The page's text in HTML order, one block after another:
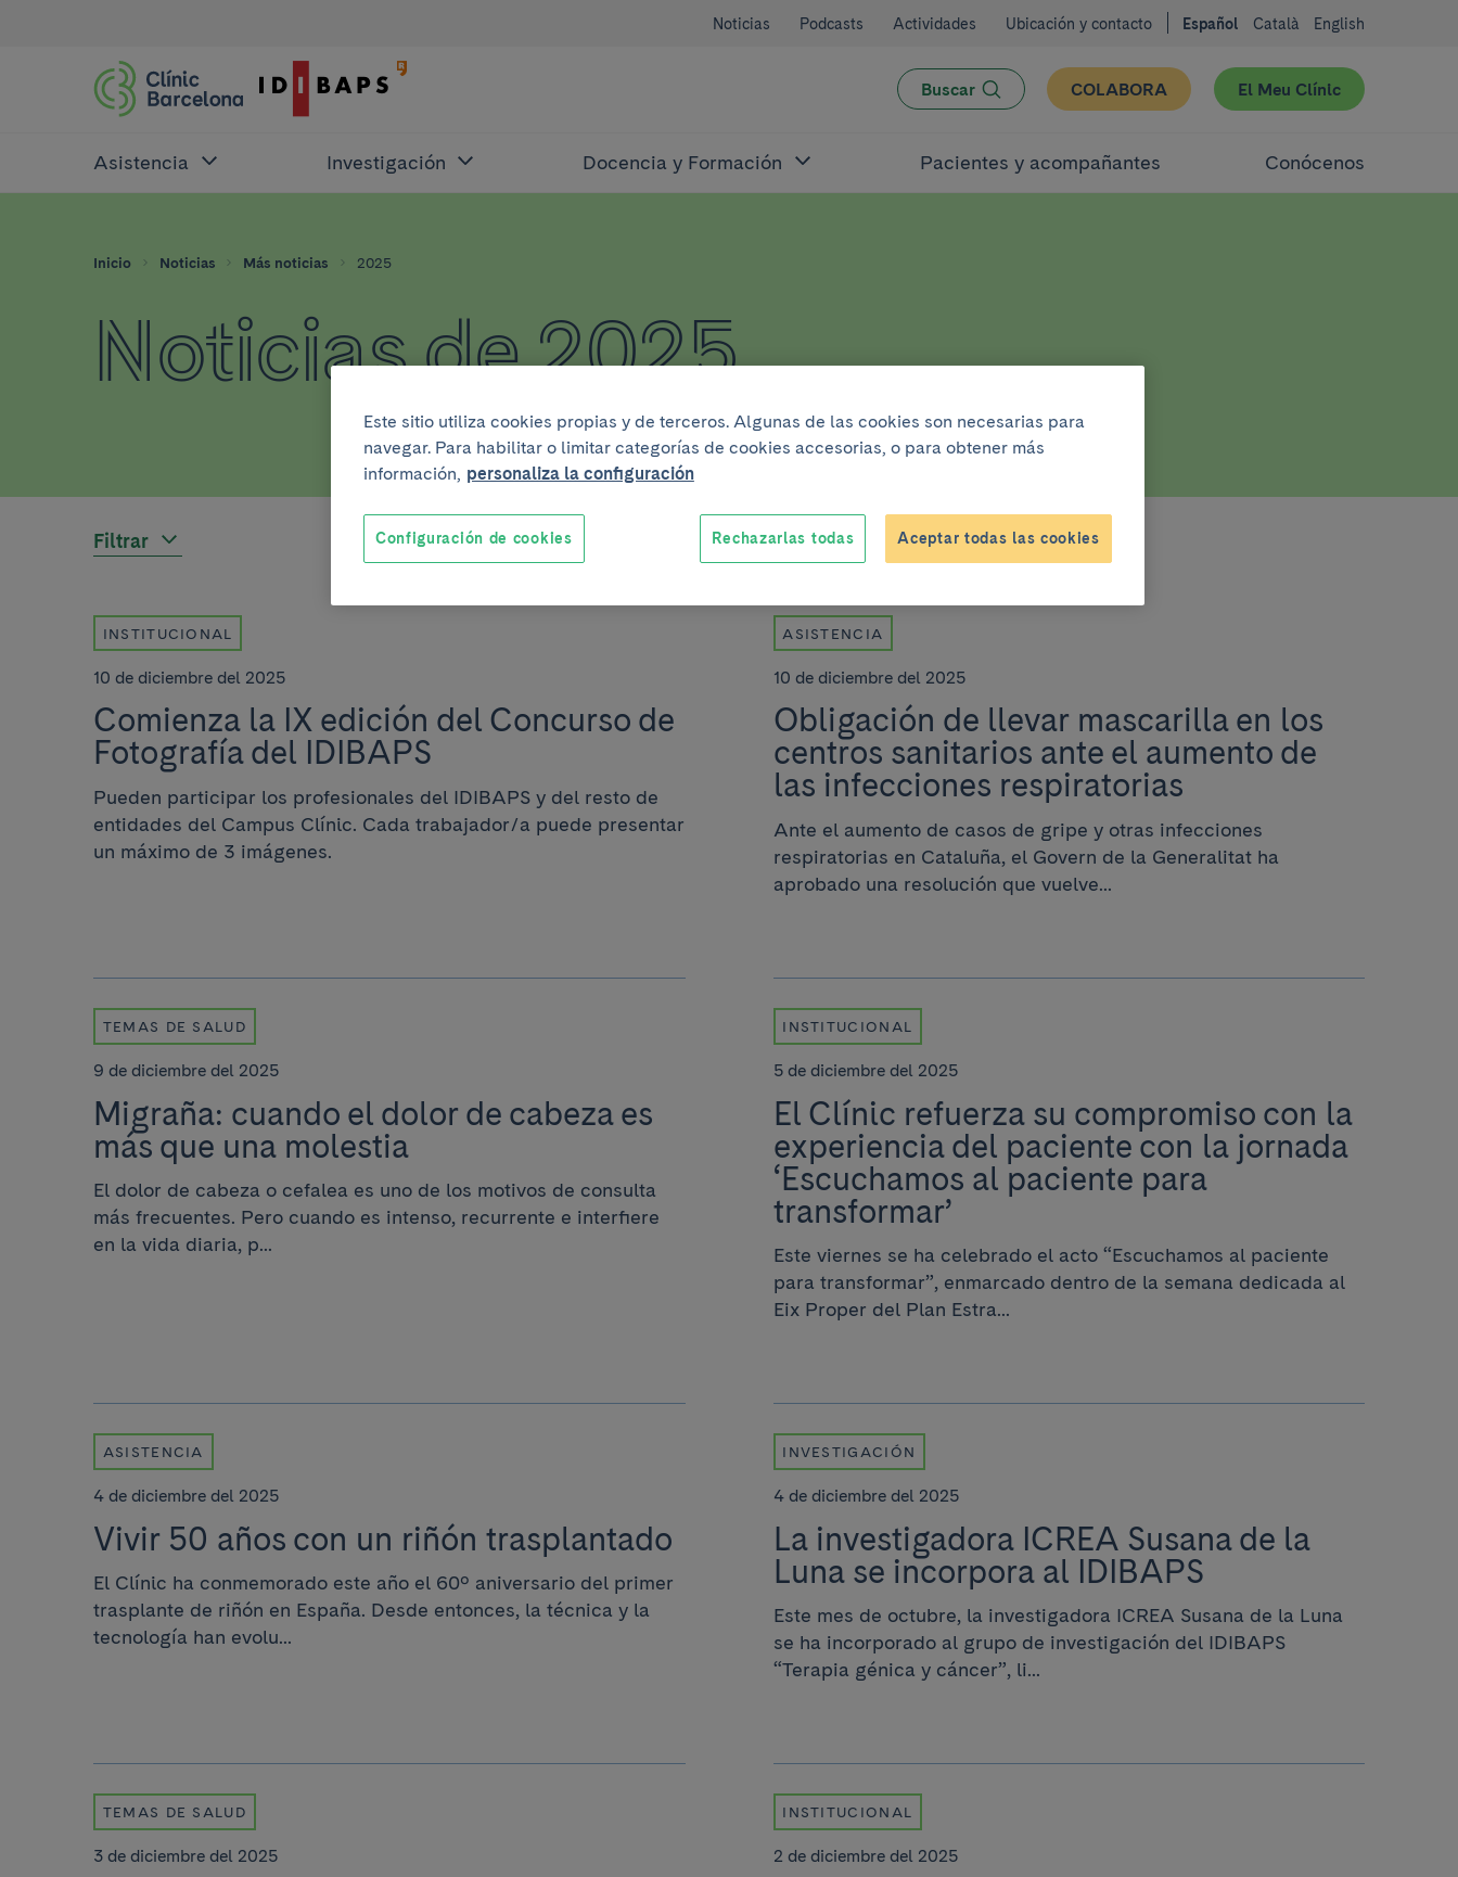
Noticias Podcasts Actividades Ubicación y contacto Español Català English
Buscar COLABORA El Meu Clínic
Asistencia Investigación Docencia y Formación Pacientes y acompañantes Conócenos
Inicio Noticias Más noticias 2025
Noticias de 2025
Filtrar
INSTITUCIONAL
10 de diciembre del 2025
Comienza la IX edición del Concurso de
Fotografía del IDIBAPS
Pueden participar los profesionales del IDIBAPS y del resto de
entidades del Campus Clínic. Cada trabajador/a puede presentar
un máximo de 3 imágenes.
ASISTENCIA
10 de diciembre del 2025
Obligación de llevar mascarilla en los
centros sanitarios ante el aumento de
las infecciones respiratorias
Ante el aumento de casos de gripe y otras infecciones
respiratorias en Cataluña, el Govern de la Generalitat ha
aprobado una resolución que vuelve...
TEMAS DE SALUD
9 de diciembre del 2025
Migraña: cuando el dolor de cabeza es
más que una molestia
El dolor de cabeza o cefalea es uno de los motivos de consulta
más frecuentes. Pero cuando es intenso, recurrente e interfiere
en la vida diaria, p...
INSTITUCIONAL
5 de diciembre del 2025
El Clínic refuerza su compromiso con la
experiencia del paciente con la jornada
‘Escuchamos al paciente para
transformar’
Este viernes se ha celebrado el acto “Escuchamos al paciente
para transformar”, enmarcado dentro de la semana dedicada al
Eix Proper del Plan Estra...
ASISTENCIA
4 de diciembre del 2025
Vivir 50 años con un riñón trasplantado
El Clínic ha conmemorado este año el 60º aniversario del primer
trasplante de riñón en España. Desde entonces, la técnica y la
tecnología han evolu...
INVESTIGACIÓN
4 de diciembre del 2025
La investigadora ICREA Susana de la
Luna se incorpora al IDIBAPS
Este mes de octubre, la investigadora ICREA Susana de la Luna
se ha incorporado al grupo de investigación del IDIBAPS
“Terapia génica y cáncer”, li...
TEMAS DE SALUD
3 de diciembre del 2025
INSTITUCIONAL
2 de diciembre del 2025
Este sitio utiliza cookies propias y de terceros. Algunas de las cookies son necesarias para
navegar. Para habilitar o limitar categorías de cookies accesorias, o para obtener más
información, personaliza la configuración
Rechazarlas todas Aceptar todas las cookies
Configuración de cookies